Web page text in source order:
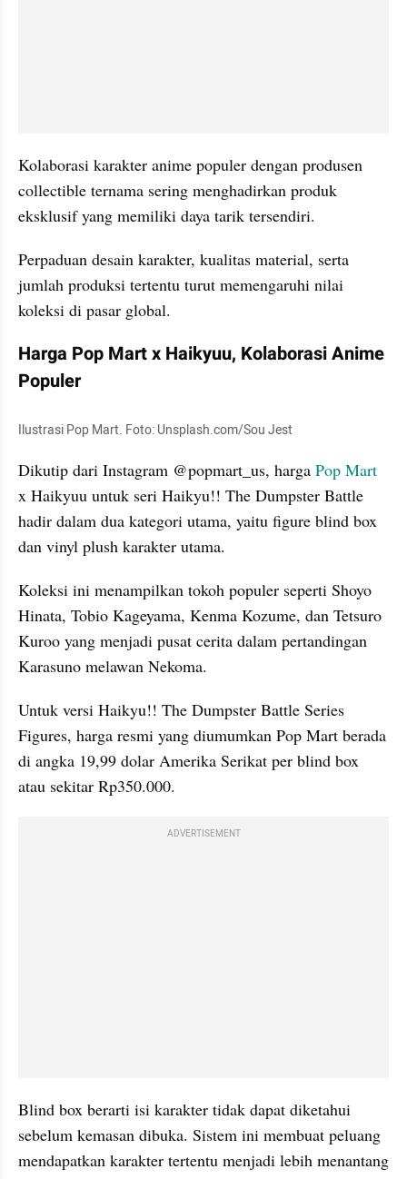
Kolaborasi karakter anime populer dengan produsen
collectible ternama sering menghadirkan produk
eksklusif yang memiliki daya tarik tersendiri.
Perpaduan desain karakter, kualitas material, serta
jumlah produksi tertentu turut memengaruhi nilai
koleksi di pasar global.
Harga Pop Mart x Haikyuu, Kolaborasi Anime
Populer
Ilustrasi Pop Mart. Foto: Unsplash.com/Sou Jest
Dikutip dari Instagram @popmart_us, harga Pop Mart
x Haikyuu untuk seri Haikyu!! The Dumpster Battle
hadir dalam dua kategori utama, yaitu figure blind box
dan vinyl plush karakter utama.
Koleksi ini menampilkan tokoh populer seperti Shoyo
Hinata, Tobio Kageyama, Kenma Kozume, dan Tetsuro
Kuroo yang menjadi pusat cerita dalam pertandingan
Karasuno melawan Nekoma.
Untuk versi Haikyu!! The Dumpster Battle Series
Figures, harga resmi yang diumumkan Pop Mart berada
di angka 19,99 dolar Amerika Serikat per blind box
atau sekitar Rp350.000.
ADVERTISEMENT
Blind box berarti isi karakter tidak dapat diketahui
sebelum kemasan dibuka. Sistem ini membuat peluang
mendapatkan karakter tertentu menjadi lebih menantang